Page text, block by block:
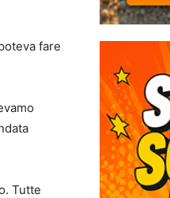
fare
Tutte